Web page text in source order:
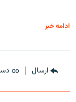
ادامه خبر
ارسال